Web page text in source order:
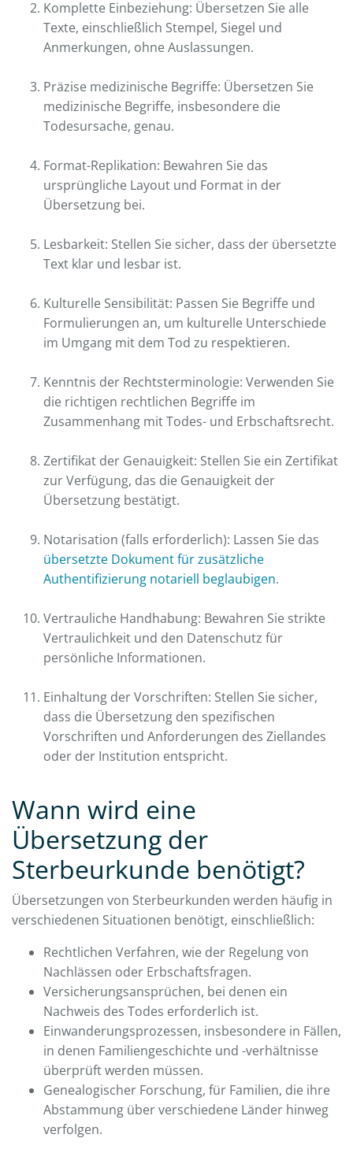
Komplette Einbeziehung: Übersetzen Sie alle
Texte, einschließlich Stempel, Siegel und
Anmerkungen, ohne Auslassungen.
Präzise medizinische Begriffe: Übersetzen Sie
medizinische Begriffe, insbesondere die
Todesursache, genau.
Format-Replikation: Bewahren Sie das
ursprüngliche Layout und Format in der
Übersetzung bei.
Lesbarkeit: Stellen Sie sicher, dass der übersetzte
Text klar und lesbar ist.
Kulturelle Sensibilität: Passen Sie Begriffe und
Formulierungen an, um kulturelle Unterschiede
im Umgang mit dem Tod zu respektieren.
Kenntnis der Rechtsterminologie: Verwenden Sie
die richtigen rechtlichen Begriffe im
Zusammenhang mit Todes- und Erbschaftsrecht.
Zertifikat der Genauigkeit: Stellen Sie ein Zertifikat
zur Verfügung, das die Genauigkeit der
Übersetzung bestätigt.
Notarisation (falls erforderlich): Lassen Sie das
übersetzte Dokument für zusätzliche
Authentifizierung notariell beglaubigen.
Vertrauliche Handhabung: Bewahren Sie strikte
Vertraulichkeit und den Datenschutz für
persönliche Informationen.
Einhaltung der Vorschriften: Stellen Sie sicher,
dass die Übersetzung den spezifischen
Vorschriften und Anforderungen des Ziellandes
oder der Institution entspricht.
Wann wird eine
Übersetzung der
Sterbeurkunde benötigt?
Übersetzungen von Sterbeurkunden werden häufig in
verschiedenen Situationen benötigt, einschließlich:
Rechtlichen Verfahren, wie der Regelung von
Nachlässen oder Erbschaftsfragen.
Versicherungsansprüchen, bei denen ein
Nachweis des Todes erforderlich ist.
Einwanderungsprozessen, insbesondere in Fällen,
in denen Familiengeschichte und -verhältnisse
überprüft werden müssen.
Genealogischer Forschung, für Familien, die ihre
Abstammung über verschiedene Länder hinweg
verfolgen.